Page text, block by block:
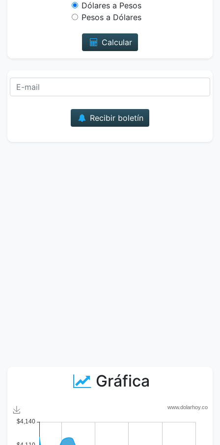
Dólares a Pesos
Pesos a Dólares
Calcular
Recibir boletín
Gráfica